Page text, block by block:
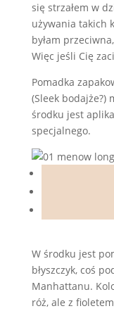
się strzałem w
używania takich
byłam
Więc jeśli Cię
Pomadka
(Sleek bodajże?)
środku jest
specjalnego.
W środku jest
błyszczyk, coś
Manhattanu.
róż, ale z